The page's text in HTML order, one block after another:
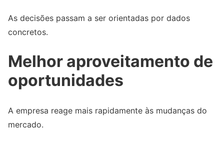
As decisões passam a ser orientadas por dados
concretos.
Melhor aproveitamento de
oportunidades
A empresa reage mais rapidamente às mudanças do
mercado.